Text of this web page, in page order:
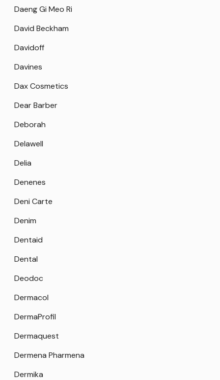
Daeng Gi Meo Ri
David Beckham
Davidoff
Davines
Dax Cosmetics
Dear Barber
Deborah
Delawell
Delia
Denenes
Deni Carte
Denim
Dentaid
Dental
Deodoc
Dermacol
DermaProfil
Dermaquest
Dermena Pharmena
Dermika